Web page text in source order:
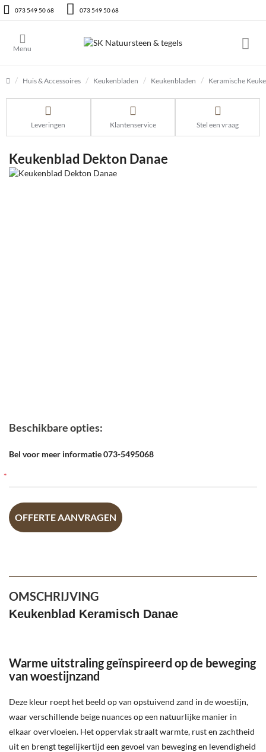
073 549 50 68 073 549 50 68
Huis & Accessoires Keukenbladen Keukenbladen Keramische
Leveringen Klantenservice Stel een vraag
Keukenblad Dekton Danae
Beschikbare opties:
Bel voor meer informatie 073-5495068
OFFERTE AANVRAGEN
OMSCHRIJVING
Keukenblad Keramisch Danae
Warme uitstraling geïnspireerd op de beweging
van woestijnzand
Deze kleur roept het beeld op van opstuivend zand in de woestijn,
waar verschillende beige nuances op een natuurlijke manier in
elkaar overvloeien. Het oppervlak straalt warmte, rust en zachtheid
uit en brengt tegelijkertijd een gevoel van beweging en levendigheid